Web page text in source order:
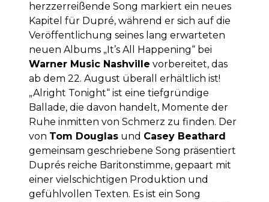
herzzerreißende Song markiert ein neues
Kapitel für Dupré, während er sich auf die
Veröffentlichung seines lang erwarteten
neuen Albums „It’s All Happening“ bei
Warner Music Nashville vorbereitet, das
ab dem 22. August überall erhältlich ist!
„Alright Tonight“ ist eine tiefgründige
Ballade, die davon handelt, Momente der
Ruhe inmitten von Schmerz zu finden. Der
von Tom Douglas und Casey Beathard
gemeinsam geschriebene Song präsentiert
Duprés reiche Baritonstimme, gepaart mit
einer vielschichtigen Produktion und
gefühlvollen Texten. Es ist ein Song